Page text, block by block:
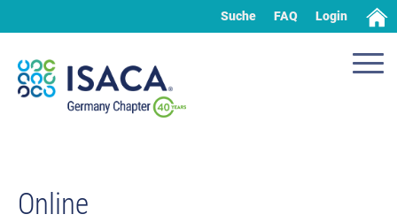
Suche FAQ Login
Online